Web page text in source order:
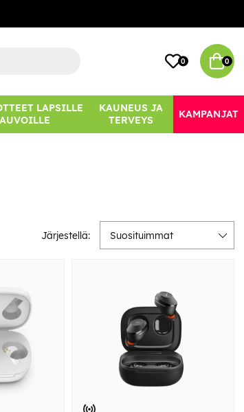
0 0
LAPSILLE
KAUNEUS JA
TERVEYS
KAMPANJAT
Järjestellä: Suosituimmat